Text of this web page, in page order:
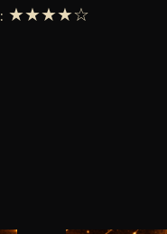
★★★★☆